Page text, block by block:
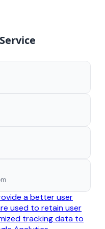
a better user
used to retain user
tracking data to